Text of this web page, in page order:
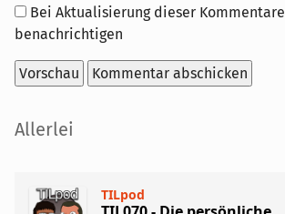
Optionen
Bei Aktualisierung dieser Kommentare
benachrichtigen
Seitenleiste
Allerlei